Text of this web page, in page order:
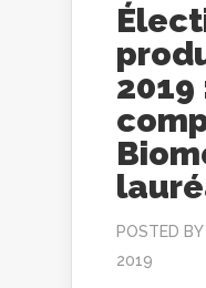
POSTED BY
2019